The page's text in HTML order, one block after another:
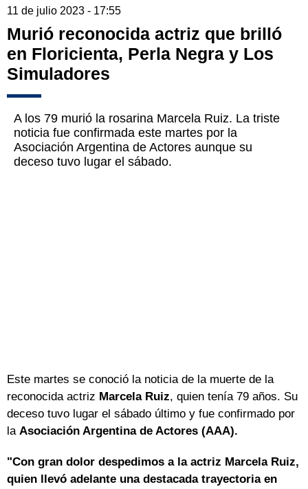
11 de julio 2023 - 17:55
Murió reconocida actriz que brilló
en Floricienta, Perla Negra y Los
Simuladores
A los 79 murió la rosarina Marcela Ruiz. La triste
noticia fue confirmada este martes por la
Asociación Argentina de Actores aunque su
deceso tuvo lugar el sábado.
Este martes se conoció la noticia de la muerte de la
reconocida actriz Marcela Ruiz, quien tenía 79 años. Su
deceso tuvo lugar el sábado último y fue confirmado por
la Asociación Argentina de Actores (AAA).
"Con gran dolor despedimos a la actriz Marcela Ruiz,
quien llevó adelante una destacada trayectoria en